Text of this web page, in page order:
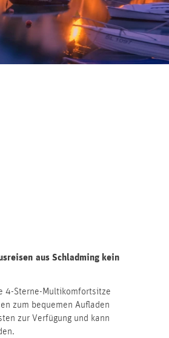
aus Schladming kein
4-Sterne-Multikomfortsitze
zum bequemen Aufladen
zur Verfügung und kann